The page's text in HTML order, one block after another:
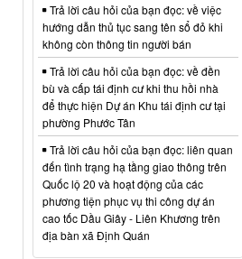
Trả lời câu hỏi của bạn đọc: về việc
hướng dẫn thủ tục sang tên sổ đỏ khi
không còn thông tin người bán
Trả lời câu hỏi của bạn đọc: về đền
bù và cấp tái định cư khi thu hồi nhà
để thực hiện Dự án Khu tái định cư tại
phường Phước Tân
Trả lời câu hỏi của bạn đọc: liên quan
đến tình trạng hạ tầng giao thông trên
Quốc lộ 20 và hoạt động của các
phương tiện phục vụ thi công dự án
cao tốc Dầu Giây - Liên Khương trên
địa bàn xã Định Quán